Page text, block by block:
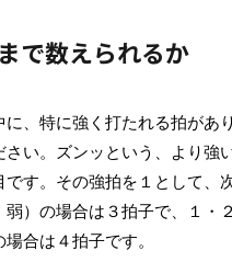
で数えられるか
に、特に強く打たれる拍があ
さい。ズンッという、より強
です。その強拍を１として、
弱）の場合は３拍子で、１
合は４拍子です。